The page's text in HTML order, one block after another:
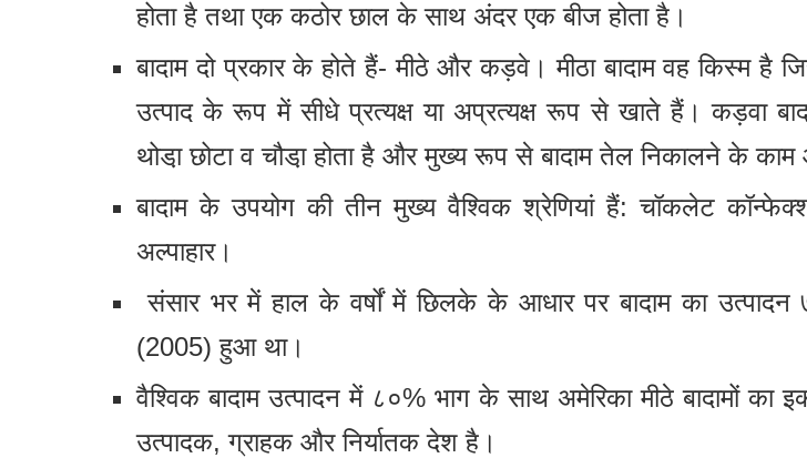
होता है तथा एक कठोर छाल के साथ अंदर एक बीज होता है।
बादाम दो प्रकार के होते हैं- मीठे और कड़वे। मीठा बादाम वह किस्म है
उत्पाद के रूप में सीधे प्रत्यक्ष या अप्रत्यक्ष रूप से खाते हैं। कड़वा
थोडा़ छोटा व चौडा़ होता है और मुख्य रूप से बादाम तेल निकालने के
बादाम के उपयोग की तीन मुख्य वैश्विक श्रेणियां हैं: चॉकलेट
अल्पाहार।
संसार भर में हाल के वर्षों में छिलके के आधार पर बादाम का
(2005) हुआ था।
वैश्विक बादाम उत्पादन में ८०% भाग के साथ अमेरिका मीठे बादामों का
उत्पादक, ग्राहक और निर्यातक देश है।